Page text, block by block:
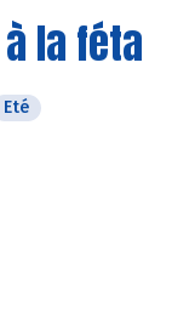
la féta
Eté